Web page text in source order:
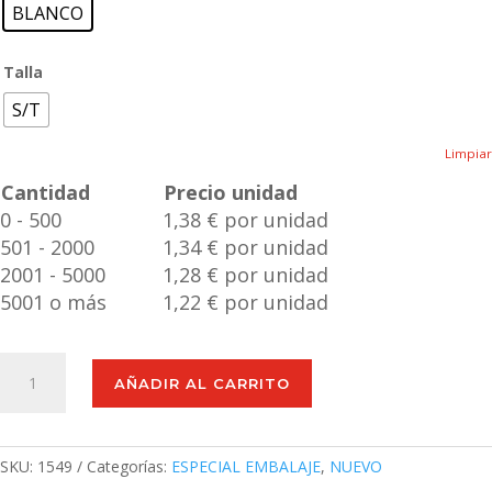
BLANCO
Talla
S/T
Limpiar
Cantidad
Precio unidad
0 - 500
1,38 € por unidad
501 - 2000
1,34 € por unidad
2001 - 5000
1,28 € por unidad
5001 o más
1,22 € por unidad
Presentación
AÑADIR AL CARRITO
SKU: 1549 Categorías: ESPECIAL EMBALAJE, NUEVO